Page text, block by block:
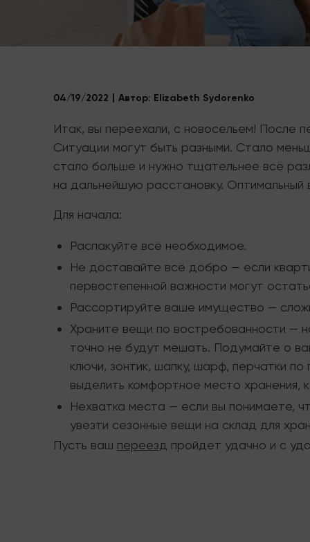
04/19/2022 Автор: Elizabeth Sydorenko
Итак, вы переехали, с новосельем! После
Ситуации могут быть разными. Стало
стало больше и нужно тщательнее всё
на дальнейшую расстановку. Оптимальный
Для начала:
Распакуйте всё необходимое.
Не доставайте всё добро — если
первостепенной важности могут
Рассортируйте ваше имущество —
Храните вещи по востребованности —
точно не будут мешать. Подумайте о
ключи, зонтик, шапку, шарф, перчатки
выделить комфортное место хранения,
Нехватка места — если вы понимаете,
увезти сезонные вещи на склад для
Пусть ваш переезд пройдет удачно и с